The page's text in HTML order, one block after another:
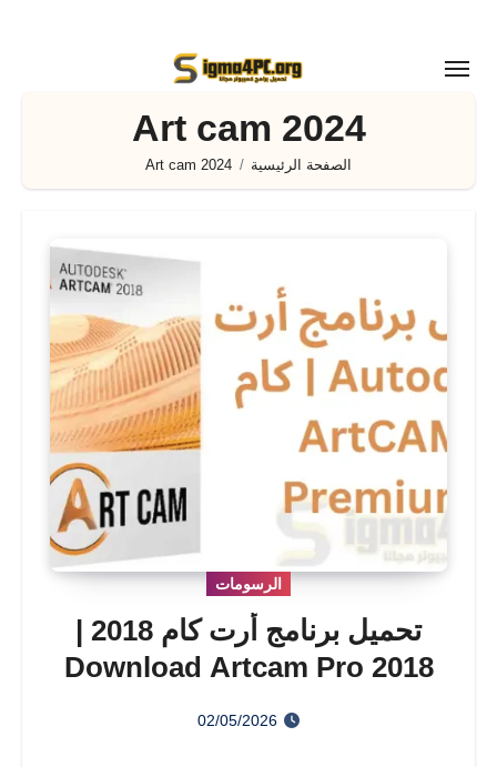
المحتوى
Art cam 2024
الصفحة الرئيسية Art cam 2024
الرسومات
تحميل برنامج أرت كام 2018 |
Download Artcam Pro 2018
full Crack
02/05/2026